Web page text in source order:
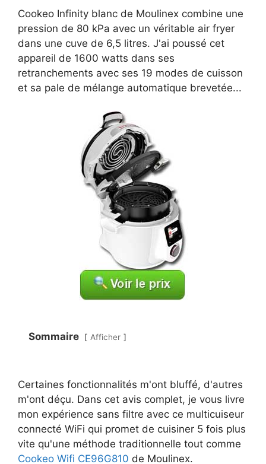
Cookeo Infinity blanc de Moulinex combine une
pression de 80 kPa avec un véritable air fryer
dans une cuve de 6,5 litres. J'ai poussé cet
appareil de 1600 watts dans ses
retranchements avec ses 19 modes de cuisson
et sa pale de mélange automatique brevetée...
Sommaire Afficher
Certaines fonctionnalités m'ont bluffé, d'autres
m'ont déçu. Dans cet avis complet, je vous livre
mon expérience sans filtre avec ce multicuiseur
connecté WiFi qui promet de cuisiner 5 fois plus
vite qu'une méthode traditionnelle tout comme
Cookeo Wifi CE96G810 de Moulinex.